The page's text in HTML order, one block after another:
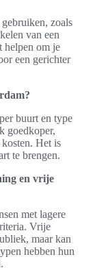
zoals
van een
helpen om je
een gerichter
buurt en type
goedkoper,
Het is
te brengen.
en vrije
met lagere
Vrije
maar kan
hebben hun